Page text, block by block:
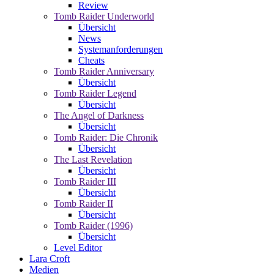
Review
Tomb Raider Underworld
Übersicht
News
Systemanforderungen
Cheats
Tomb Raider Anniversary
Übersicht
Tomb Raider Legend
Übersicht
The Angel of Darkness
Übersicht
Tomb Raider: Die Chronik
Übersicht
The Last Revelation
Übersicht
Tomb Raider III
Übersicht
Tomb Raider II
Übersicht
Tomb Raider (1996)
Übersicht
Level Editor
Lara Croft
Medien